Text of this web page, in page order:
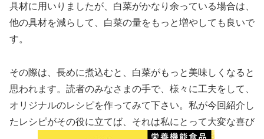
具材に用いりましたが、白菜がかなり余っている場合は、
他の具材を減らして、白菜の量をもっと増やしても良いで
す。
その際は、長めに煮込むと、白菜がもっと美味しくなると
思われます。読者のみなさまの手で、様々に工夫をして、
オリジナルのレシピを作ってみて下さい。私が今回紹介し
たレシピがその役に立てば、それは私にとって大変な喜び